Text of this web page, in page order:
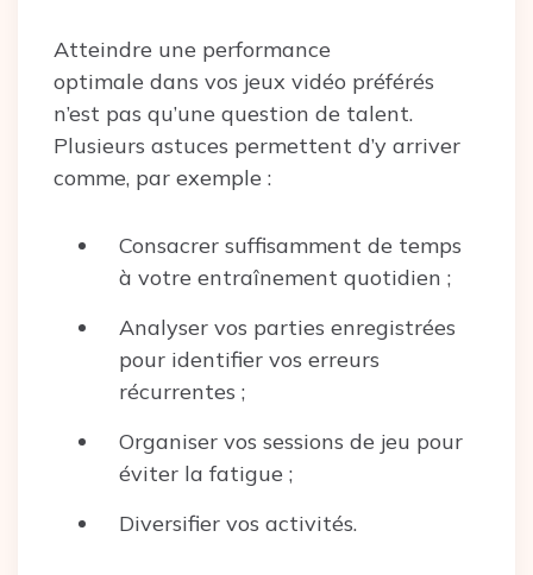
Atteindre une performance
optimale dans vos jeux vidéo préférés
n’est pas qu’une question de talent.
Plusieurs astuces permettent d’y arriver
comme, par exemple :
Consacrer suffisamment de temps
à votre entraînement quotidien ;
Analyser vos parties enregistrées
pour identifier vos erreurs
récurrentes ;
Organiser vos sessions de jeu pour
éviter la fatigue ;
Diversifier vos activités.